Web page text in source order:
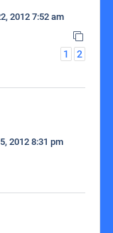
2012 7:52 am
1
2
2012 8:31 pm